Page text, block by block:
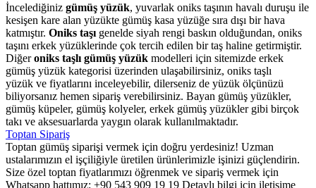
İncelediğiniz gümüş yüzük, yuvarlak oniks taşının havalı duruşu ile
kesişen kare alan yüzükte gümüş kasa yüzüğe sıra dışı bir hava
katmıştır. Oniks taşı genelde siyah rengi baskın olduğundan, oniks
taşını erkek yüzüklerinde çok tercih edilen bir taş haline getirmiştir.
Diğeroniks taşlı gümüş yüzük modelleri için sitemizde erkek
gümüş yüzük kategorisi üzerinden ulaşabilirsiniz, oniks taşlı
yüzük ve fiyatlarını inceleyebilir, dilerseniz de yüzük ölçünüzü
biliyorsanız hemen sipariş verebilirsiniz. Bayan gümüş yüzükler,
gümüş küpeler, gümüş kolyeler, erkek gümüş yüzükler gibi birçok
takı ve aksesuarlarda yaygın olarak kullanılmaktadır.
Toptan Sipariş
Toptan gümüş siparişi vermek için doğru yerdesiniz! Uzman
ustalarımızın el işçiliğiyle üretilen ürünlerimizle işinizi güçlendirin.
Size özel toptan fiyatlarımızı öğrenmek ve sipariş vermek için
Whatsapp hattımız: +90 543 909 19 19 Detaylı bilgi için iletişime